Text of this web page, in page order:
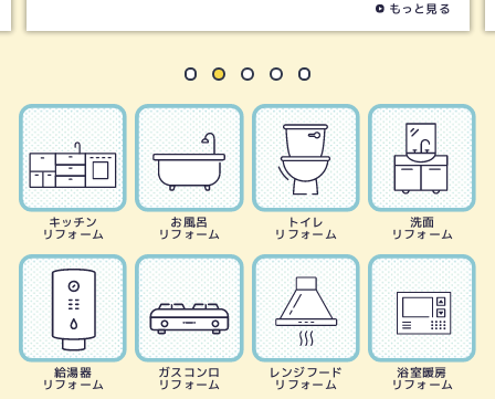
キッチン
リフォーム
お風呂
リフォーム
トイレ
リフォーム
洗面
リフォーム
給湯器
リフォーム
ガスコンロ
リフォーム
レンジフード
リフォーム
浴室暖房
リフォーム